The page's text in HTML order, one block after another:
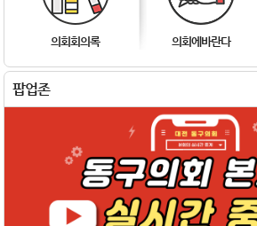
의회회의록 의회에바란다
팝업존